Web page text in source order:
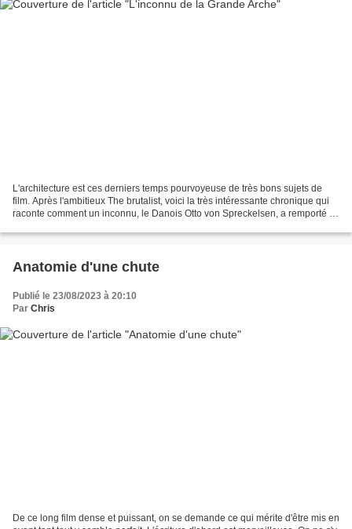
L'architecture est ces derniers temps pourvoyeuse de très bons sujets de
film. Après l'ambitieux The brutalist, voici la très intéressante chronique qui
raconte comment un inconnu, le Danois Otto von Spreckelsen, a remporté le
Anatomie d'une chute
Publié le 23/08/2023 à 20:10
Par Chris
De ce long film dense et puissant, on se demande ce qui mérite d'être mis en